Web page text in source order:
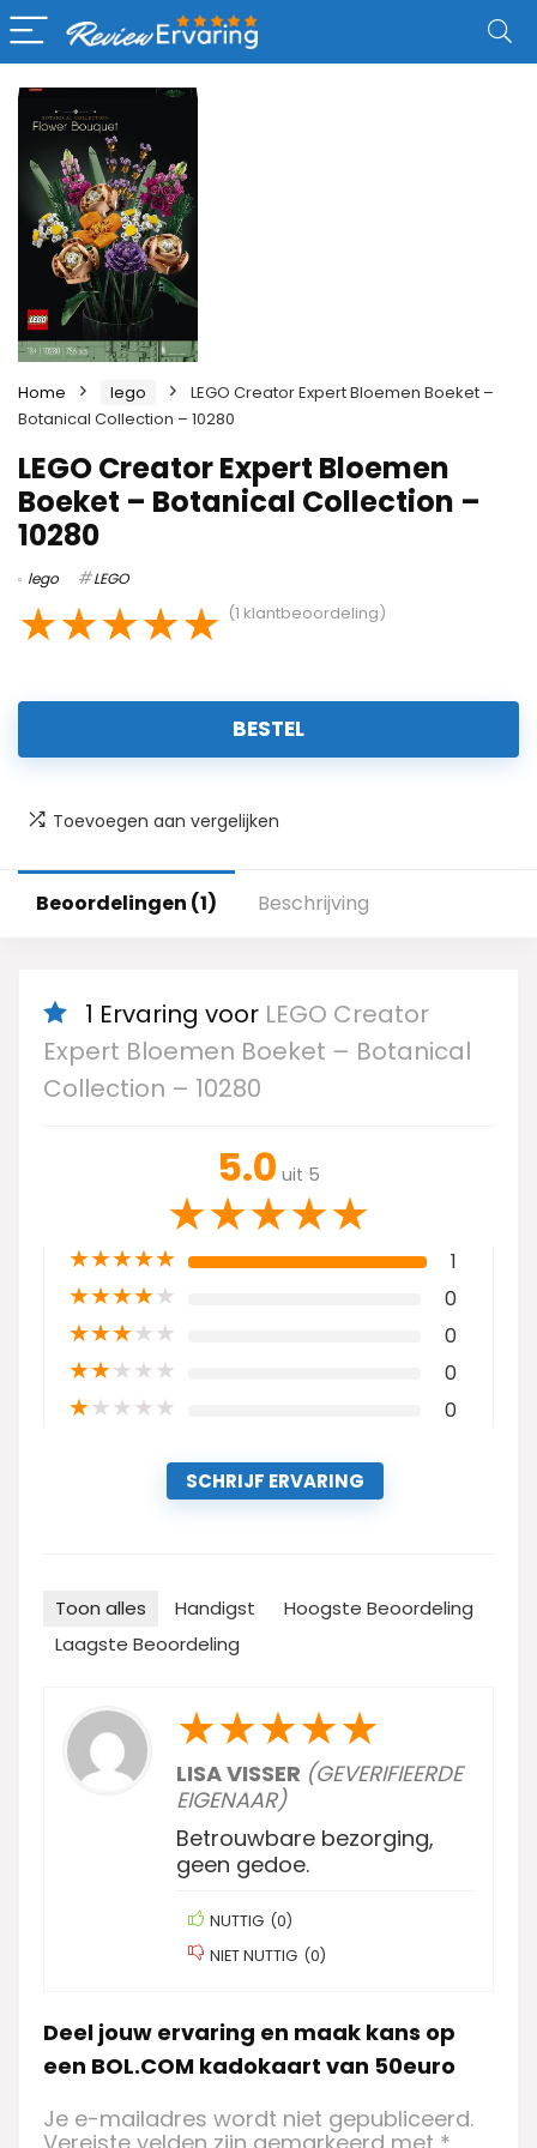
Home lego
LEGO Creator Expert Bloemen Boeket –
Botanical Collection – 10280
LEGO Creator Expert Bloemen
Boeket – Botanical Collection –
10280
lego LEGO
★★★★★ (1 klantbeoordeling)
BESTEL
Toevoegen aan vergelijken
Beoordelingen (1) Beschrijving
1 Ervaring voor LEGO Creator
Expert Bloemen Boeket – Botanical
Collection – 10280
5.0 uit 5
★★★★★
★★★★★ 1
★★★★★ 0
★★★★★ 0
★★★★★ 0
★★★★★ 0
SCHRIJF ERVARING
Toon alles Handigst
Hoogste Beoordeling
Laagste Beoordeling
★★★★★
LISA VISSER (GEVERIFIEERDE
EIGENAAR)
Betrouwbare bezorging,
geen gedoe.
NUTTIG (0)
NIET NUTTIG (0)
Deel jouw ervaring en maak kans op
een BOL.COM kadokaart van 50euro
Je e-mailadres wordt niet gepubliceerd.